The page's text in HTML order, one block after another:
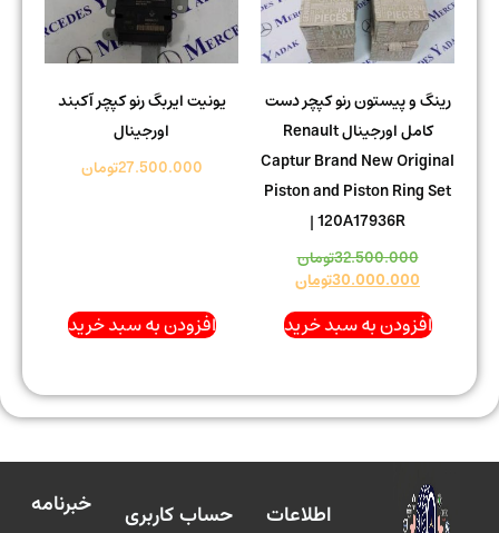
رینگ و پیستون رنو کپچر دست
کامل اورجینال Renault
Captur Brand New Original
Piston and Piston Ring Set
| 120A17936R
32.500.000تومان
30.000.000تومان
افزودن به سبد خرید
یونیت ایربگ رنو کپچر آکبند
اورجینال
27.500.000تومان
افزودن به سبد خرید
اطلاعات
حساب کاربری
خبرنامه